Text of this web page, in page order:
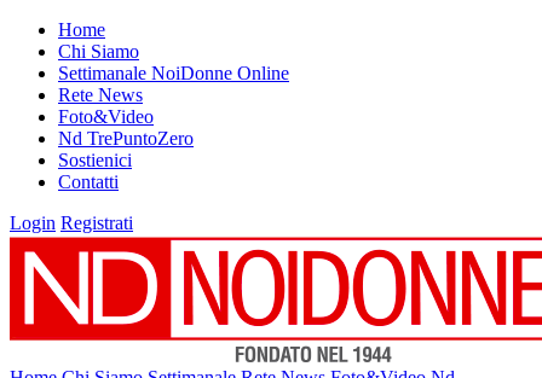
Home
Chi Siamo
Settimanale NoiDonne Online
Rete News
Foto&Video
Nd TrePuntoZero
Sostienici
Contatti
Login Registrati